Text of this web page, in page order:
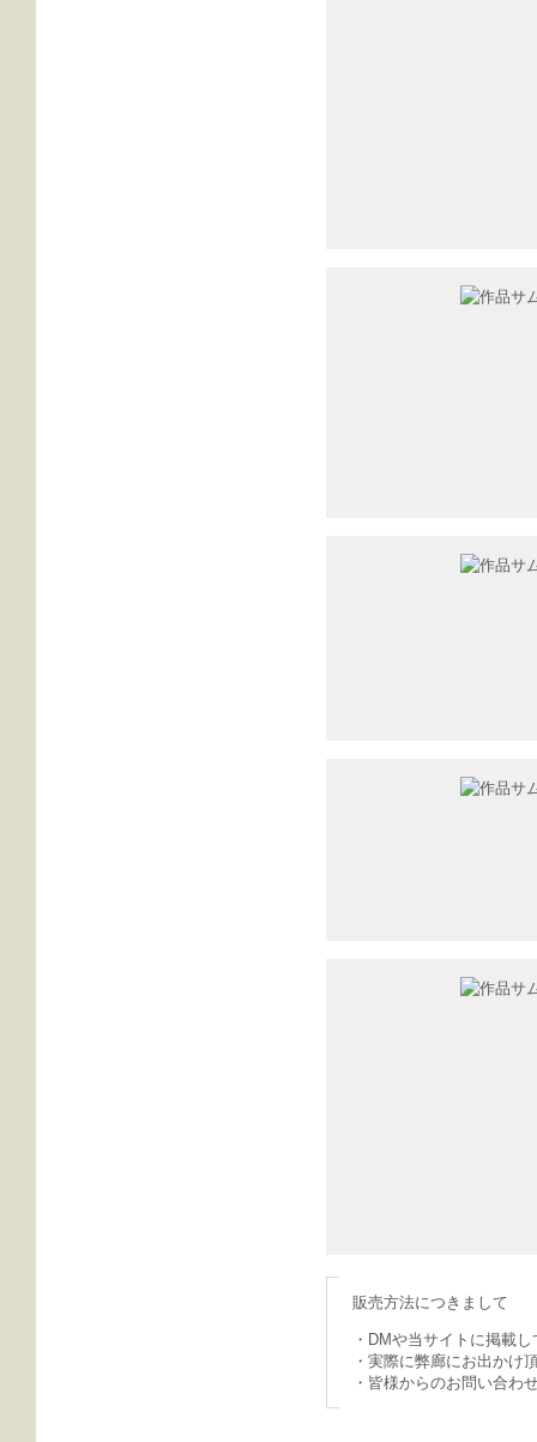
販売方法につきまして
・ DMや当サイトに掲載
・ 実際に弊廊にお出かけ
・ 皆様からのお問い合わ